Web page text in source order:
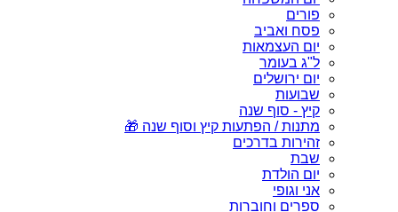
פורים
פסח ואביב
יום העצמאות
ל"ג בעומר
יום ירושלים
שבועות
קיץ - סוף שנה
מתנות / הפתעות קיץ וסוף שנה 🎁
זהירות בדרכים
שבת
יום הולדת
אני וגופי
ספרים וחוברות